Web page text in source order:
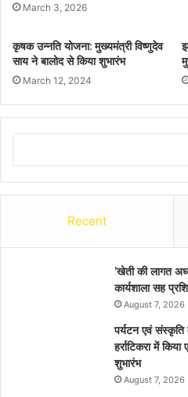
March 3, 2026
कृषक उन्नति योजना: मुख्यमंत्री विष्णुदेव
साय ने बालोद से किया शुभारंभ
March 12, 2024
Recent
’खेती की लागत
कार्यशाला सह
August 7, 2026
पर्यटन एवं
हर्राटिकरा में
शुभारंभ
August 7, 2026